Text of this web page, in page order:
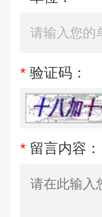
* 验证码：
* 留言内容：